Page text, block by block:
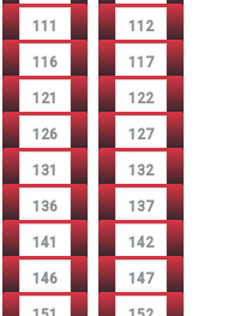
111 112
116 117
121 122
126 127
131 132
136 137
141 142
146 147